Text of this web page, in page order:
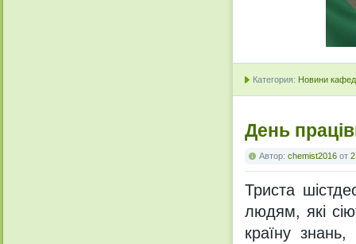
Категория: Новини
День
Автор: chemist2016 от
Триста
людям, які
країну знань,